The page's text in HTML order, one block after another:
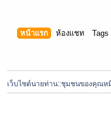
หน้าแรก ห้องแชท Tags
เว็บไซต์นายท่าน::ชุมชนของคุณห